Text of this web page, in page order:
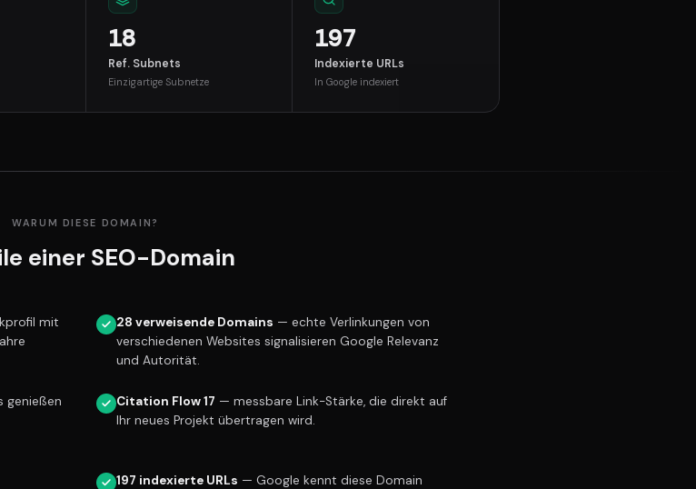
18
Ref. Subnets
Einzigartige Subnetze
197
Indexierte URLs
In Google indexiert
WARUM DIESE DOMAIN?
einer SEO-Domain
mit
28 verweisende Domains — echte Verlinkungen von
verschiedenen Websites signalisieren Google Relevanz
und Autorität.
genießen
Citation Flow 17 — messbare Link-Stärke, die direkt auf
Ihr neues Projekt übertragen wird.
197 indexierte URLs — Google kennt diese Domain